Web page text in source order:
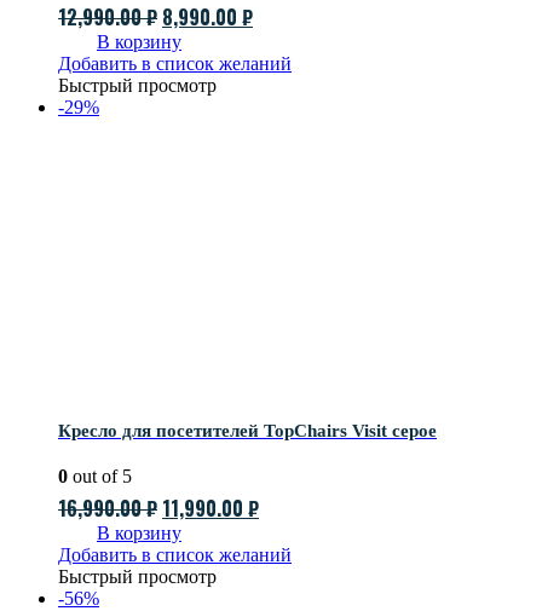
12,990.00₽ Первоначальная
цена
составляла
12,990.00 ₽.
8,990.00 ₽Текущая
8,990.00 ₽.
В корзину
Добавить в список желаний
Быстрый просмотр
-29%
Кресло для посетителей TopChairs Visit серое
0 out of 5
16,990.00₽ Первоначальная
цена
составляла
16,990.00 ₽.
11,990.00 ₽Текущая
11,990.00 ₽.
В корзину
Добавить в список желаний
Быстрый просмотр
-56%